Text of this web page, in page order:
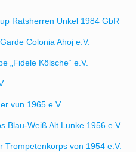
Ratsherren Unkel 1984 GbR
Colonia Ahoj e.V.
„Fidele Kölsche“ e.V.
vun 1965 e.V.
Blau-Weiß Alt Lunke 1956 e.V.
Trompetenkorps von 1954 e.V.